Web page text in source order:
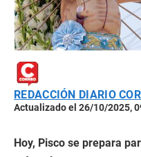
REDACCIÓN DIARIO
Actualizado el 26/10/2025,
Hoy, Pisco se prepara